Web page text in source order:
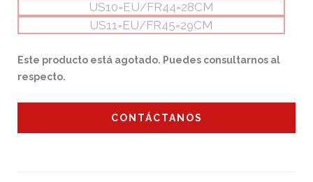
US10=EU/FR44=28CM
US11=EU/FR45=29CM
Este producto está agotado. Puedes consultarnos al
respecto.
CONTÁCTANOS